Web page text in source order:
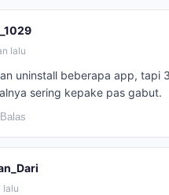
lalu
uninstall beberapa app, tapi
sering kepake pas gabut.
lalu